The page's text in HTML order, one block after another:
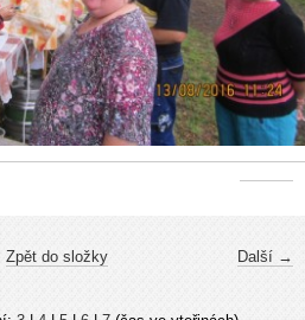
Další →
Zpět do složky